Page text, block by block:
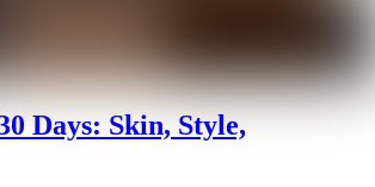
Days: Skin, Style,